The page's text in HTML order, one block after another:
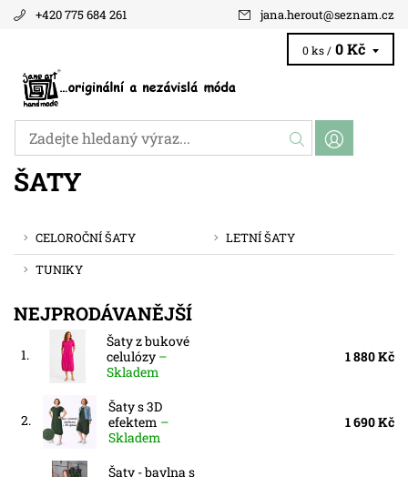
+420 775 684 261 jana.herout@seznam.cz
0 ks / 0 Kč
ŠATY
CELOROČNÍ ŠATY
LETNÍ ŠATY
TUNIKY
NEJPRODÁVANĚJŠÍ
1.
Šaty z bukové
celulózy –
Skladem
1 880 Kč
2.
Šaty s 3D
efektem –
Skladem
1 690 Kč
Šaty - bavlna s